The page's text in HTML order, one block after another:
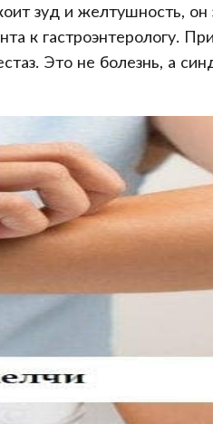
зуд и желтушность,
к гастроэнтерологу.
Это не болезнь, а